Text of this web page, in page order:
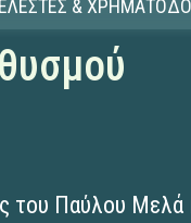
&
του Παύλου Μελά